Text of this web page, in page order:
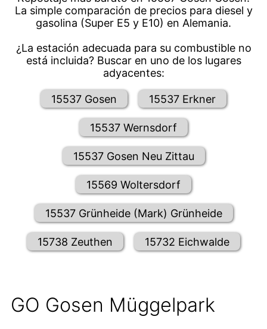
La simple comparación de precios para diesel y
gasolina (Super E5 y E10) en Alemania.
¿La estación adecuada para su combustible no
está incluida? Buscar en uno de los lugares
adyacentes:
15537 Gosen 15537 Erkner
15537 Wernsdorf
15537 Gosen Neu Zittau
15569 Woltersdorf
15537 Grünheide (Mark) Grünheide
15738 Zeuthen 15732 Eichwalde
GO Gosen Müggelpark